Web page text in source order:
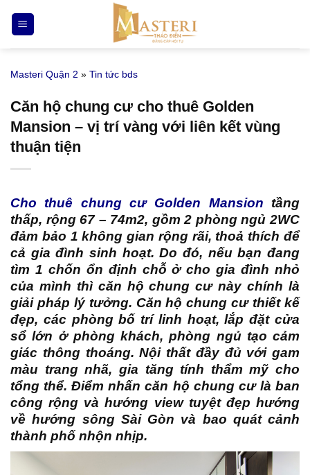
qua
nội
Masteri Quận 2 » Tin tức bds
Căn hộ chung cư cho thuê Golden
Mansion – vị trí vàng với liên kết vùng
thuận tiện
Cho thuê chung cư Golden Mansion tầng
thấp, rộng 67 – 74m2, gồm 2 phòng ngủ 2WC
đảm bảo 1 không gian rộng rãi, thoả thích để
cả gia đình sinh hoạt. Do đó, nếu bạn đang
tìm 1 chốn ổn định chỗ ở cho gia đình nhỏ
của mình thì căn hộ chung cư này chính là
giải pháp lý tưởng. Căn hộ chung cư thiết kế
đẹp, các phòng bố trí linh hoạt, lắp đặt cửa
sổ lớn ở phòng khách, phòng ngủ tạo cảm
giác thông thoáng. Nội thất đầy đủ với gam
màu trang nhã, gia tăng tính thẩm mỹ cho
tổng thể. Điểm nhấn căn hộ chung cư là ban
công rộng và hướng view tuyệt đẹp hướng
về hướng sông Sài Gòn và bao quát cảnh
thành phố nhộn nhịp.